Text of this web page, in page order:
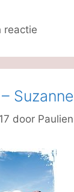
reactie
door Paulien